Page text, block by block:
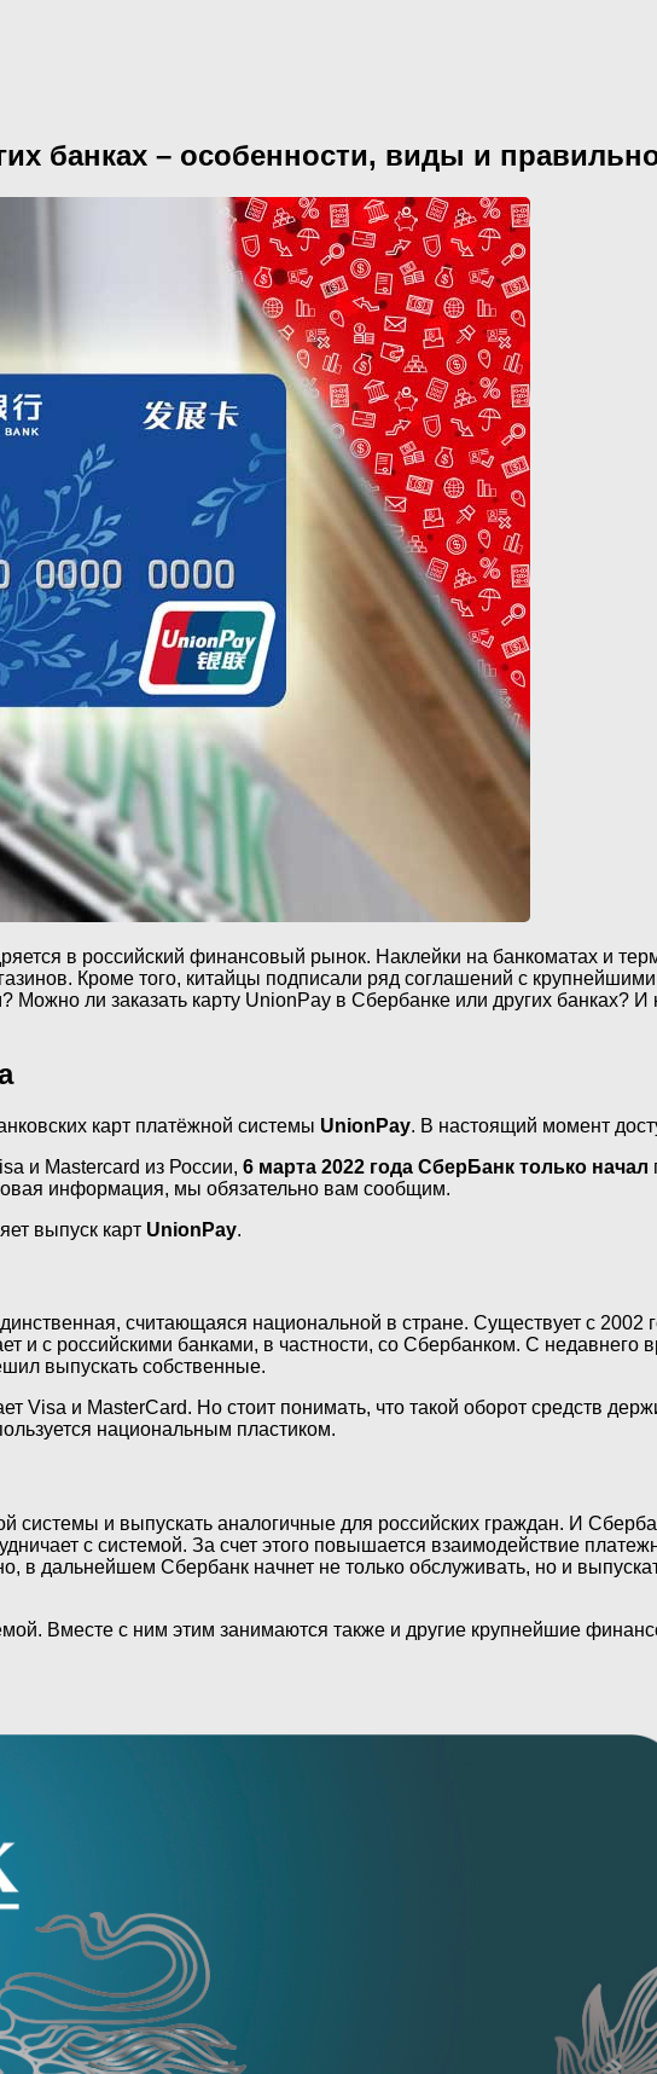
банках – особенности, виды и
в российский финансовый рынок. Наклейки на банкоматах и
Кроме того, китайцы подписали ряд соглашений с
ли заказать карту UnionPay в Сбербанке или других банках? И
карт платёжной системы UnionPay. В настоящий момент
и Mastercard из России, 6 марта 2022 года СберБанк только начал
информация, мы обязательно вам сообщим.
выпуск карт UnionPay.
считающаяся национальной в стране. Существует с 2002
и с российскими банками, в частности, со Сбербанком. С
выпускать собственные.
и MasterCard. Но стоит понимать, что такой оборот средств
национальным пластиком.
системы и выпускать аналогичные для российских граждан. И
с системой. За счет этого повышается взаимодействие
в дальнейшем Сбербанк начнет не только обслуживать, но и
Вместе с ним этим занимаются также и другие крупнейшие